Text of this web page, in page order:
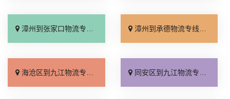
漳州到张家口物流专线_来电咨询「直通专线」 漳州到承德物流专线_收费标准「合同承运」
海沧区到九江物流专线_送货到门「托运省心」 同安区到九江物流专线_实时跟踪 「多久能到」